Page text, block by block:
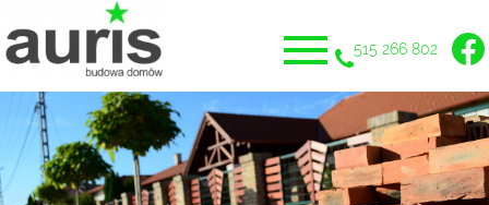
515 266 802